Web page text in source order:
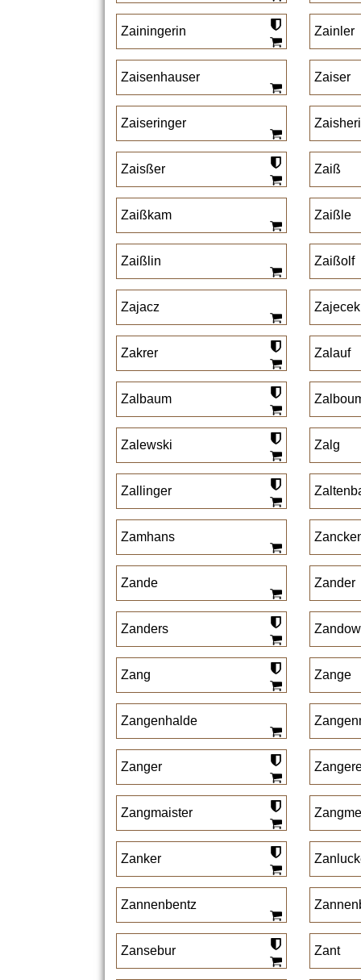
Zainingerin Zainler
Zaisenhauser Zaiser
Zaiseringer
Zaisßer Zaiß
Zaißkam Zaißle
Zaißlin Zaißolf
Zajacz Zajecek
Zakrer Zalauf
Zalbaum
Zalewski Zalg
Zallinger
Zamhans
Zande Zander
Zanders Zandow
Zang Zange
Zangenhalde
Zanger
Zangmaister
Zanker
Zannenbentz
Zansebur Zant